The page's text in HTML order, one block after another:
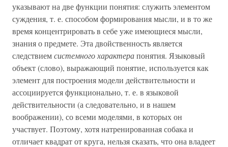
указывают на две функции понятия: служить элементом
суждения, т. е. способом формирования мысли, и в то же
время концентрировать в себе уже имеющиеся мысли,
знания о предмете. Эта двойственность является
следствиемсистемного характерапонятия. Языковый
объект (слово), выражающий понятие, используется как
элемент для построения модели действительности и
ассоциируется функционально, т. е. в языковой
действительности (а следовательно, и в нашем
воображении), со всеми моделями, в которых он
участвует. Поэтому, хотя натренированная собака и
отличает квадрат от круга, нельзя сказать, что она владеет